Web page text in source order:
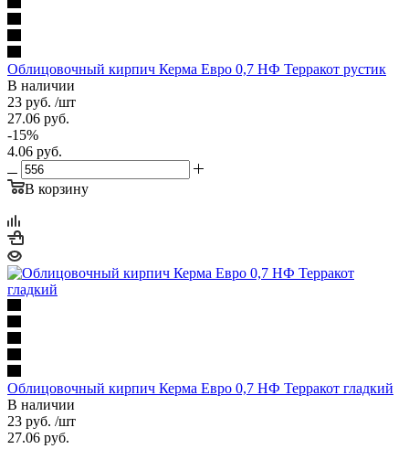
Облицовочный кирпич Керма Евро 0,7 НФ Терракот рустик
В наличии
23 руб. /шт
27.06 руб.
-15%
4.06 руб.
В корзину
Облицовочный кирпич Керма Евро 0,7 НФ Терракот гладкий
В наличии
23 руб. /шт
27.06 руб.